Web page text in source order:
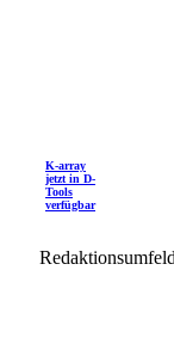
K-array
jetzt in D-
Tools
verfügbar